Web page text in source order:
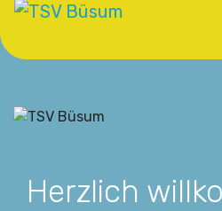
Herzlich